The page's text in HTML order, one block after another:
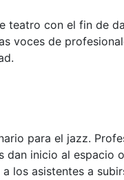
teatro con el fin de
voces de
para el jazz.
dan inicio al espacio
los asistentes a